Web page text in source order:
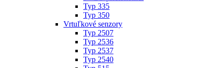
Typ 335
Typ 350
Vrtuľkové senzory
Typ 2507
Typ 2536
Typ 2537
Typ 2540